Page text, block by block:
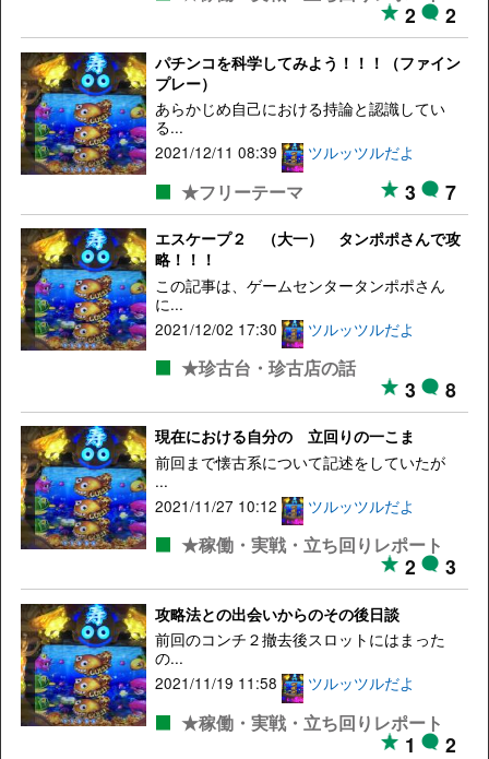
2 2
パチンコを科学してみよう！！！（ファイン
プレー）
あらかじめ自己における持論と認識してい
る...
2021/12/11 08:39
ツルッツルだよ
★フリーテーマ 3 7
エスケープ２ （大一） タンポポさんで攻
略！！！
この記事は、ゲームセンタータンポポさん
に...
2021/12/02 17:30
ツルッツルだよ
★珍古台・珍古店の話
3 8
現在における自分の 立回りの一こま
前回まで懐古系について記述をしていたが
...
2021/11/27 10:12
ツルッツルだよ
★稼働・実戦・立ち回りレポート
2 3
攻略法との出会いからのその後日談
前回のコンチ２撤去後スロットにはまった
の...
2021/11/19 11:58
ツルッツルだよ
★稼働・実戦・立ち回りレポート
1 2